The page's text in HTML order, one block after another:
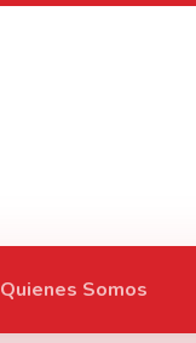
Quienes Somos